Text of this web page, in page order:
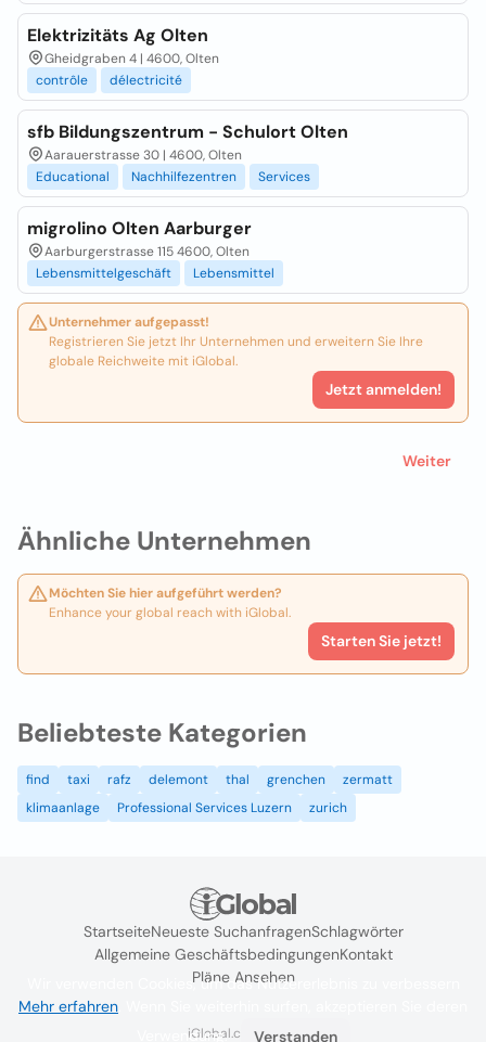
Ähnliche Unternehmen
Möchten Sie hier aufgeführt werden?
Enhance your global reach with iGlobal.
Starten Sie jetzt!
Elektrizitäts Ag Olten
Gheidgraben 4 | 4600, Olten
contrôle
délectricité
sfb Bildungszentrum - Schulort Olten
Aarauerstrasse 30 | 4600, Olten
Educational
Nachhilfezentren Services
migrolino Olten Aarburger
Aarburgerstrasse 115 4600, Olten
Lebensmittelgeschäft
Lebensmittel
Unternehmer aufgepasst!
Registrieren Sie jetzt Ihr Unternehmen und erweitern Sie Ihre
globale Reichweite mit iGlobal.
Jetzt anmelden!
Weiter
Beliebteste Kategorien
find taxi rafz delemont thal grenchen
zermatt
klimaanlage
Professional Services Luzern zurich
StartseiteNeueste SuchanfragenSchlagwörter
Allgemeine GeschäftsbedingungenKontakt
Pläne Ansehen
iGlobal.co @ 2024
Wir verwenden Cookies, um das Nutzererlebnis zu verbessern
Mehr erfahren
Verwendung.
Verstanden